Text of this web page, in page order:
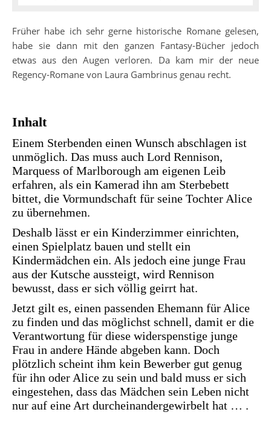
Früher habe ich sehr gerne historische Romane gelesen,
habe sie dann mit den ganzen Fantasy-Bücher jedoch
etwas aus den Augen verloren. Da kam mir der neue
Regency-Romane von Laura Gambrinus genau recht.
Inhalt
Einem Sterbenden einen Wunsch abschlagen ist
unmöglich. Das muss auch Lord Rennison,
Marquess of Marlborough am eigenen Leib
erfahren, als ein Kamerad ihn am Sterbebett
bittet, die Vormundschaft für seine Tochter Alice
zu übernehmen.
Deshalb lässt er ein Kinderzimmer einrichten,
einen Spielplatz bauen und stellt ein
Kindermädchen ein. Als jedoch eine junge Frau
aus der Kutsche aussteigt, wird Rennison
bewusst, dass er sich völlig geirrt hat.
Jetzt gilt es, einen passenden Ehemann für Alice
zu finden und das möglichst schnell, damit er die
Verantwortung für diese widerspenstige junge
Frau in andere Hände abgeben kann. Doch
plötzlich scheint ihm kein Bewerber gut genug
für ihn oder Alice zu sein und bald muss er sich
eingestehen, dass das Mädchen sein Leben nicht
nur auf eine Art durcheinandergewirbelt hat … .